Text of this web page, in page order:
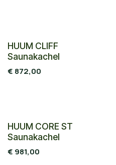
HUUM CLIFF
Saunakachel
€ 872,00
HUUM CORE ST
Saunakachel
€ 981,00